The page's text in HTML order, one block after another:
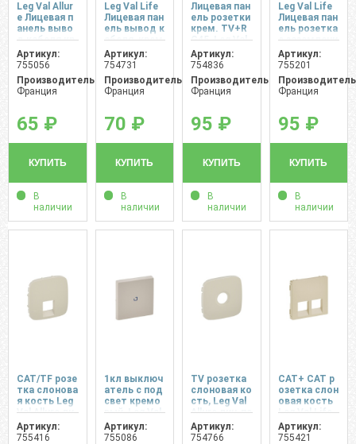
Leg Val Allur
e Лицевая п
анель выво
д кабеля кр
емовый
Артикул:
755056
Производитель:
Франция
65 ₽
КУПИТЬ
В
наличии
Leg Val Life
Лицевая пан
ель вывод к
абеля, крем
овый
Артикул:
754731
Производитель:
Франция
70 ₽
КУПИТЬ
В
наличии
Лицевая пан
ель розетки
крем. TV+R
G45, Leg Val
Allure
Артикул:
754836
Производитель:
Франция
95 ₽
КУПИТЬ
В
наличии
Leg Val Life
Лицевая пан
ель розетка
с заземлени
ем, слонова
я кость
Артикул:
755201
Франция
95 ₽
КУПИТЬ
В
наличии
CAT/TF розе
тка слонова
я кость Leg
Val Allure ли
ц.пан.
Артикул:
755416
1кл выключ
атель с под
свет кремо
вый, Leg Val
Allure лиц.па
н.
Артикул:
755086
TV розетка
слоновая ко
сть, Leg Val
Allure лиц.па
н.
Артикул:
754766
CAT+ CAT р
озетка слон
овая кость
Leg Val Life
лиц.пан.
Артикул:
755421